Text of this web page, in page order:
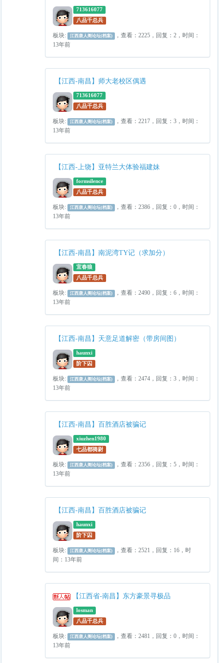
713616077
八品千总兵
板块: 江西唐人阁论坛(档案)
，查看：2225，回复：2，时间：
13年前
【江西-南昌】师大老校区偶遇
713616077
八品千总兵
板块: 江西唐人阁论坛(档案)
，查看：2217，回复：3，时间：
13年前
【江西-上饶】亚特兰大体验福建妹
formsilence
八品千总兵
板块: 江西唐人阁论坛(档案)
，查看：2386，回复：0，时间：
13年前
【江西-南昌】南泥湾TY记（求加分）
宜春狼
八品千总兵
板块: 江西唐人阁论坛(档案)
，查看：2490，回复：6，时间：
13年前
【江西-南昌】天意足道解密（带房间图）
haunxi
阶下囚
板块: 江西唐人阁论坛(档案)
，查看：2474，回复：3，时间：
13年前
【江西-南昌】百胜酒店被骗记
xiuzhen1980
七品都骑尉
板块: 江西唐人阁论坛(档案)
，查看：2356，回复：5，时间：
13年前
【江西-南昌】百胜酒店被骗记
haunxi
阶下囚
板块: 江西唐人阁论坛(档案)
，查看：2521，回复：16，时
间：13年前
【江西省-南昌】东方豪景寻极品
losman
八品千总兵
板块: 江西唐人阁论坛(档案)
，查看：2481，回复：0，时间：
13年前